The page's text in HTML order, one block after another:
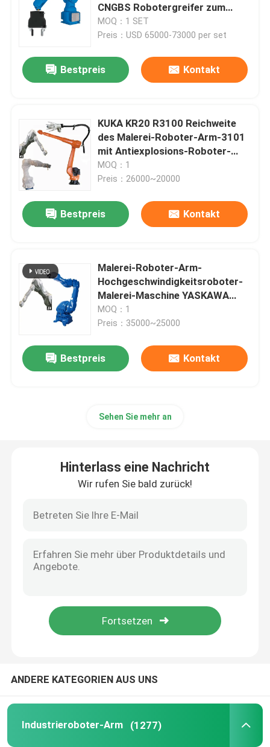
Produkte
CNGBS Robotergreifer zum
Lackieren von Roboterwand
MOQ：1 SET
Preis：USD 65000-73000 per set
Bestpreis Kontakt
KUKA KR20 R3100 Reichweite
des Malerei-Roboter-Arm-3101
mit Antiexplosions-Roboter-
Abdeckungs-Schutzanzug für
Spritzlackierverfahren
MOQ：1
Preis：26000~20000
Bestpreis Kontakt
Malerei-Roboter-Arm-
Hochgeschwindigkeitsroboter-
Malerei-Maschine YASKAWA
MPX2600 mit Schutzanzügen
MOQ：1
Preis：35000~25000
Bestpreis Kontakt
Sehen Sie mehr an
Hinterlass eine Nachricht
Wir rufen Sie bald zurück!
ANDERE KATEGORIEN AUS UNS
Industrieroboter-Arm (1277)